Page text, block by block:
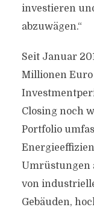
investieren
abzuwägen.“
Seit Januar
Millionen
Closing noch
Portfolio
Umrüstungen
von
Gebäuden,